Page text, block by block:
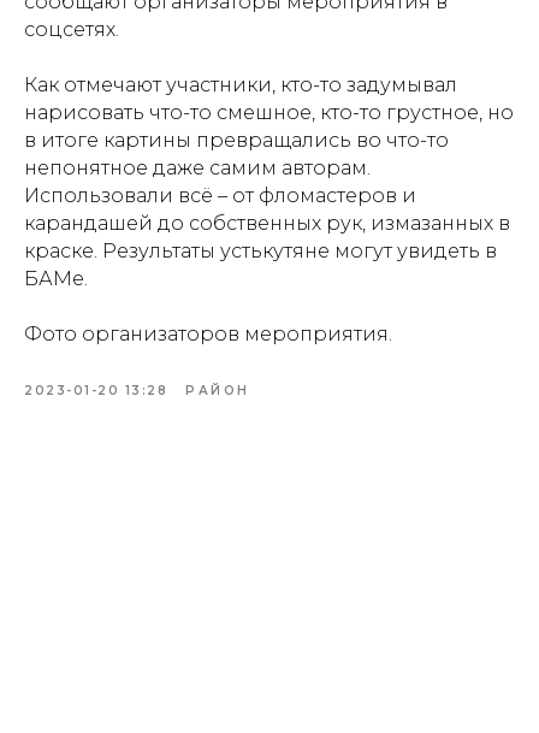
соцсетях.
Как отмечают участники, кто-то задумывал
нарисовать что-то смешное, кто-то грустное, но
в итоге картины превращались во что-то
непонятное даже самим авторам.
Использовали всё – от фломастеров и
карандашей до собственных рук, измазанных в
краске. Результаты устькутяне могут увидеть в
БАМе.
Фото организаторов мероприятия.
2023-01-20 13:28 РАЙОН